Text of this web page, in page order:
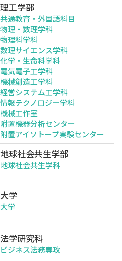
理工学部
共通教育・外国語科目
物理・数理学科
物理科学科
数理サイエンス学科
化学・生命科学科
電気電子工学科
機械創造工学科
経営システム工学科
情報テクノロジー学科
機械工作室
附置機器分析センター
附置アイソトープ実験センター
地球社会共生学部
地球社会共生学科
大学
大学
法学研究科
ビジネス法務専攻